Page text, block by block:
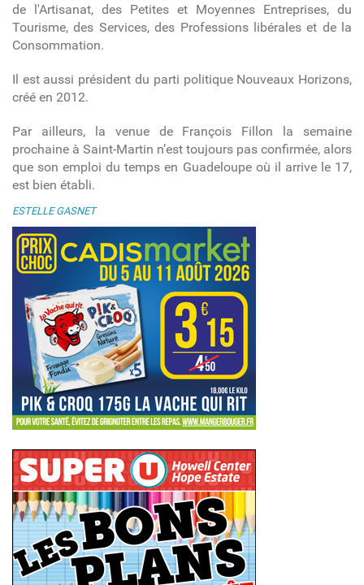
de l'Artisanat, des Petites et Moyennes Entreprises, du
Tourisme, des Services, des Professions libérales et de la
Consommation.
Il est aussi président du parti politique Nouveaux Horizons,
créé en 2012.
Par ailleurs, la venue de François Fillon la semaine
prochaine à Saint-Martin n’est toujours pas confirmée, alors
que son emploi du temps en Guadeloupe où il arrive le 17,
est bien établi.
ESTELLE GASNET